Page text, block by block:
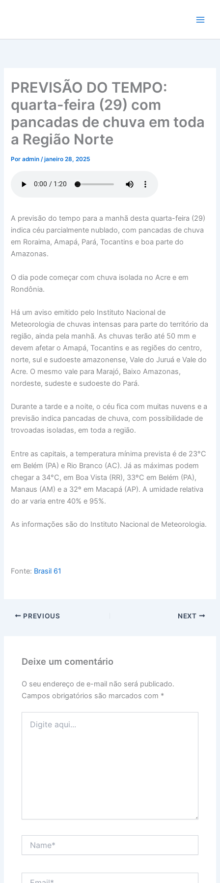
conteúdo
PREVISÃO DO TEMPO:
quarta-feira (29) com
pancadas de chuva em toda
a Região Norte
Poradmin/janeiro 28, 2025
A previsão do tempo para a manhã desta quarta-feira (29)
indica céu parcialmente nublado, com pancadas de chuva
em Roraima, Amapá, Pará, Tocantins e boa parte do
Amazonas.
O dia pode começar com chuva isolada no Acre e em
Rondônia.
Há um aviso emitido pelo Instituto Nacional de
Meteorologia de chuvas intensas para parte do território da
região, ainda pela manhã. As chuvas terão até 50 mm e
devem afetar o Amapá, Tocantins e as regiões do centro,
norte, sul e sudoeste amazonense, Vale do Juruá e Vale do
Acre. O mesmo vale para Marajó, Baixo Amazonas,
nordeste, sudeste e sudoeste do Pará.
Durante a tarde e a noite, o céu fica com muitas nuvens e a
previsão indica pancadas de chuva, com possibilidade de
trovoadas isoladas, em toda a região.
Entre as capitais, a temperatura mínima prevista é de 23°C
em Belém (PA) e Rio Branco (AC). Já as máximas podem
chegar a 34°C, em Boa Vista (RR), 33ºC em Belém (PA),
Manaus (AM) e a 32º em Macapá (AP). A umidade relativa
do ar varia entre 40% e 95%.
As informações são do Instituto Nacional de Meteorologia.
Fonte: Brasil 61
PREVIOUS NEXT
Deixe um comentário
O seu endereço de e-mail não será publicado.
Campos obrigatórios são marcados com *
aqui...